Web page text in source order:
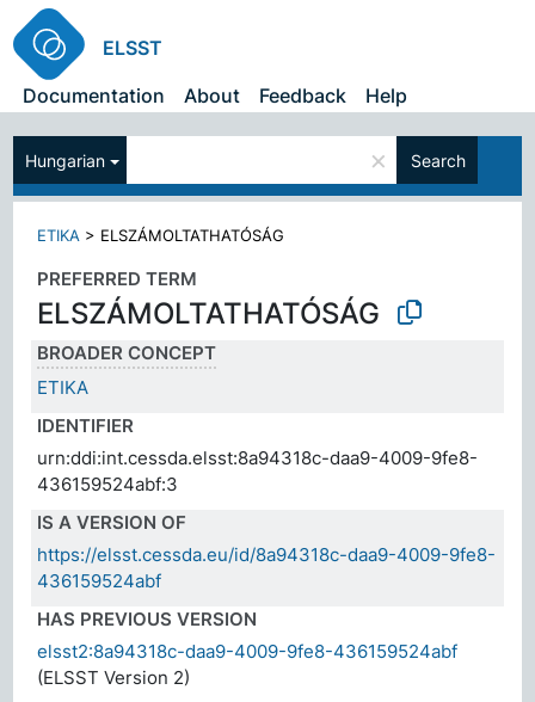
ELSST
Documentation
About Feedback Help
Hungarian × Search
ETIKA > ELSZÁMOLTATHATÓSÁG
PREFERRED TERM
ELSZÁMOLTATHATÓSÁG
BROADER CONCEPT
ETIKA
IDENTIFIER
urn:ddi:int.cessda.elsst:8a94318c-daa9-4009-9fe8-
436159524abf:3
IS A VERSION OF
https://elsst.cessda.eu/id/8a94318c-daa9-4009-9fe8-
436159524abf
HAS PREVIOUS VERSION
elsst2:8a94318c-daa9-4009-9fe8-436159524abf
(ELSST Version 2)